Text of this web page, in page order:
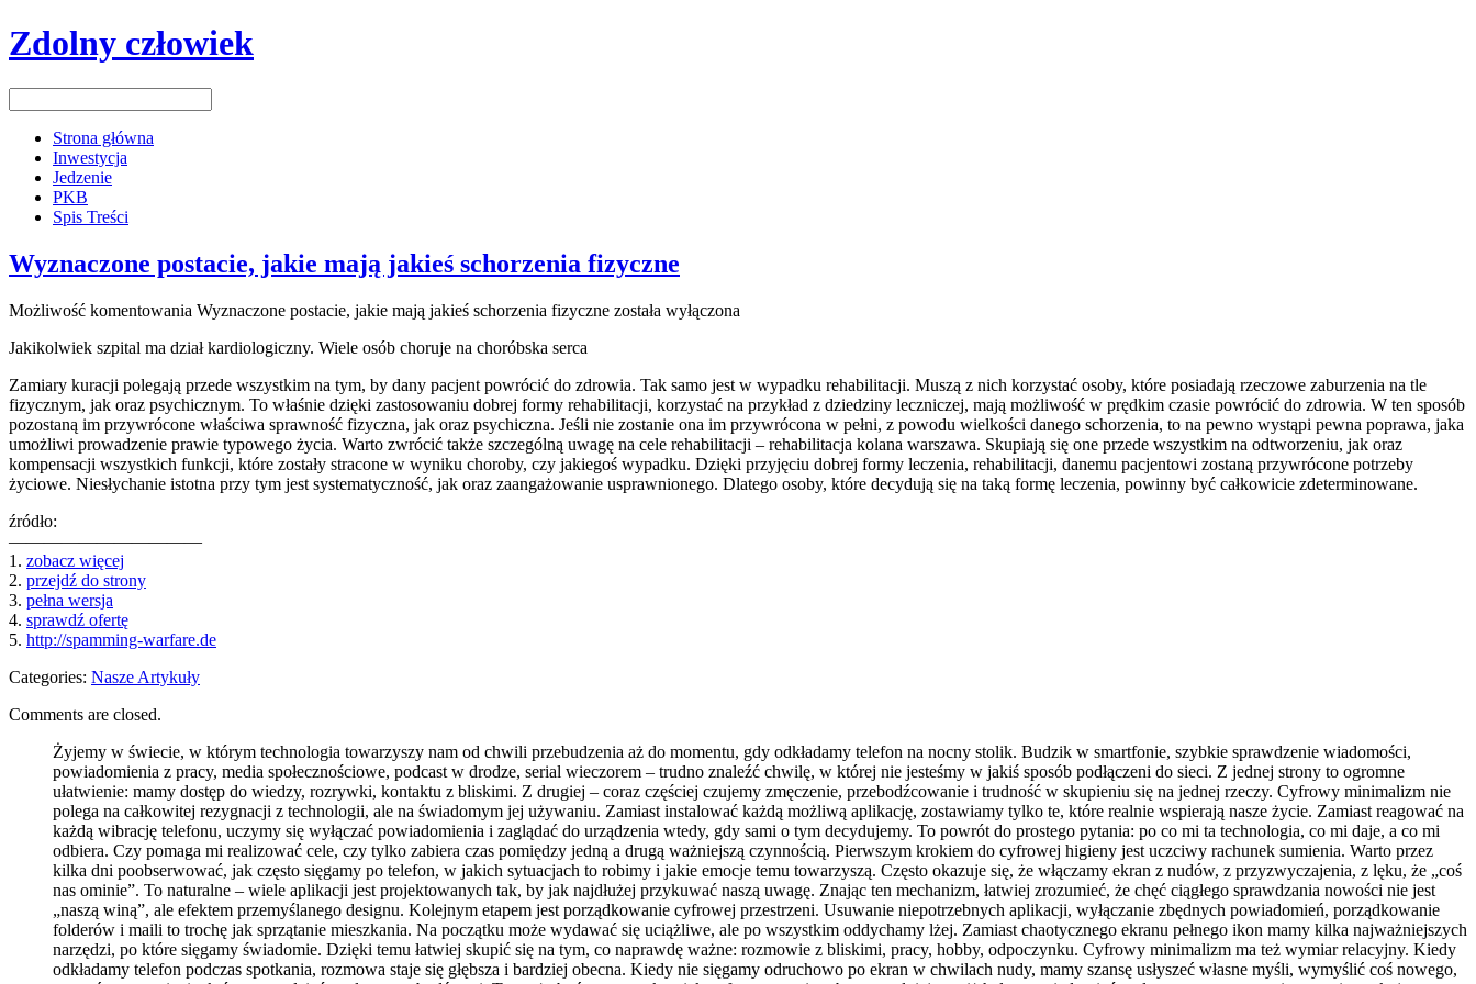
Zdolny człowiek
Strona główna
Inwestycja
Jedzenie
PKB
Spis Treści
Wyznaczone postacie, jakie mają jakieś schorzenia fizyczne
Możliwość komentowania Wyznaczone postacie, jakie mają jakieś schorzenia fizyczne została wyłączona
Jakikolwiek szpital ma dział kardiologiczny. Wiele osób choruje na choróbska serca
Zamiary kuracji polegają przede wszystkim na tym, by dany pacjent powrócić do zdrowia. Tak samo jest w wypadku rehabilitacji. Muszą z nich korzystać osoby, które posiadają rzeczowe zaburzenia na tle
fizycznym, jak oraz psychicznym. To właśnie dzięki zastosowaniu dobrej formy rehabilitacji, korzystać na przykład z dziedziny leczniczej, mają możliwość w prędkim czasie powrócić do zdrowia. W ten sposób
pozostaną im przywrócone właściwa sprawność fizyczna, jak oraz psychiczna. Jeśli nie zostanie ona im przywrócona w pełni, z powodu wielkości danego schorzenia, to na pewno wystąpi pewna poprawa, jaka
umożliwi prowadzenie prawie typowego życia. Warto zwrócić także szczególną uwagę na cele rehabilitacji – rehabilitacja kolana warszawa. Skupiają się one przede wszystkim na odtworzeniu, jak oraz
kompensacji wszystkich funkcji, które zostały stracone w wyniku choroby, czy jakiegoś wypadku. Dzięki przyjęciu dobrej formy leczenia, rehabilitacji, danemu pacjentowi zostaną przywrócone potrzeby
życiowe. Niesłychanie istotna przy tym jest systematyczność, jak oraz zaangażowanie usprawnionego. Dlatego osoby, które decydują się na taką formę leczenia, powinny być całkowicie zdeterminowane.
źródło:
———————————
1. zobacz więcej
2. przejdź do strony
3. pełna wersja
4. sprawdź ofertę
5. http://spamming-warfare.de
Categories: Nasze Artykuły
Comments are closed.
Żyjemy w świecie, w którym technologia towarzyszy nam od chwili przebudzenia aż do momentu, gdy odkładamy telefon na nocny stolik. Budzik w smartfonie, szybkie sprawdzenie wiadomości,
powiadomienia z pracy, media społecznościowe, podcast w drodze, serial wieczorem – trudno znaleźć chwilę, w której nie jesteśmy w jakiś sposób podłączeni do sieci. Z jednej strony to ogromne
ułatwienie: mamy dostęp do wiedzy, rozrywki, kontaktu z bliskimi. Z drugiej – coraz częściej czujemy zmęczenie, przebodźcowanie i trudność w skupieniu się na jednej rzeczy. Cyfrowy minimalizm nie
polega na całkowitej rezygnacji z technologii, ale na świadomym jej używaniu. Zamiast instalować każdą możliwą aplikację, zostawiamy tylko te, które realnie wspierają nasze życie. Zamiast reagować na
każdą wibrację telefonu, uczymy się wyłączać powiadomienia i zaglądać do urządzenia wtedy, gdy sami o tym decydujemy. To powrót do prostego pytania: po co mi ta technologia, co mi daje, a co mi
odbiera. Czy pomaga mi realizować cele, czy tylko zabiera czas pomiędzy jedną a drugą ważniejszą czynnością. Pierwszym krokiem do cyfrowej higieny jest uczciwy rachunek sumienia. Warto przez
kilka dni poobserwować, jak często sięgamy po telefon, w jakich sytuacjach to robimy i jakie emocje temu towarzyszą. Często okazuje się, że włączamy ekran z nudów, z przyzwyczajenia, z lęku, że „coś
nas ominie”. To naturalne – wiele aplikacji jest projektowanych tak, by jak najdłużej przykuwać naszą uwagę. Znając ten mechanizm, łatwiej zrozumieć, że chęć ciągłego sprawdzania nowości nie jest
„naszą winą”, ale efektem przemyślanego designu. Kolejnym etapem jest porządkowanie cyfrowej przestrzeni. Usuwanie niepotrzebnych aplikacji, wyłączanie zbędnych powiadomień, porządkowanie
folderów i maili to trochę jak sprzątanie mieszkania. Na początku może wydawać się uciążliwe, ale po wszystkim oddychamy lżej. Zamiast chaotycznego ekranu pełnego ikon mamy kilka najważniejszych
narzędzi, po które sięgamy świadomie. Dzięki temu łatwiej skupić się na tym, co naprawdę ważne: rozmowie z bliskimi, pracy, hobby, odpoczynku. Cyfrowy minimalizm ma też wymiar relacyjny. Kiedy
odkładamy telefon podczas spotkania, rozmowa staje się głębsza i bardziej obecna. Kiedy nie sięgamy odruchowo po ekran w chwilach nudy, mamy szansę usłyszeć własne myśli, wymyślić coś nowego,